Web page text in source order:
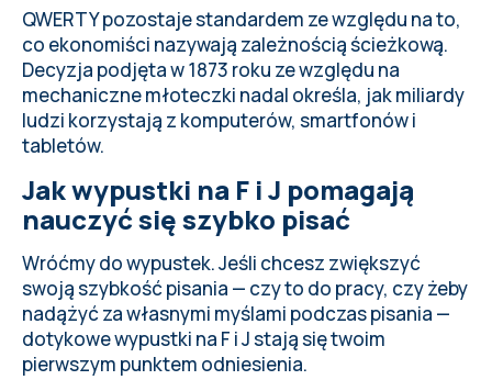
QWERTY pozostaje standardem ze względu na to,
co ekonomiści nazywają zależnością ścieżkową.
Decyzja podjęta w 1873 roku ze względu na
mechaniczne młoteczki nadal określa, jak miliardy
ludzi korzystają z komputerów, smartfonów i
tabletów.
Jak wypustki na F i J pomagają
nauczyć się szybko pisać
Wróćmy do wypustek. Jeśli chcesz zwiększyć
swoją szybkość pisania — czy to do pracy, czy żeby
nadążyć za własnymi myślami podczas pisania —
dotykowe wypustki na F i J stają się twoim
pierwszym punktem odniesienia.